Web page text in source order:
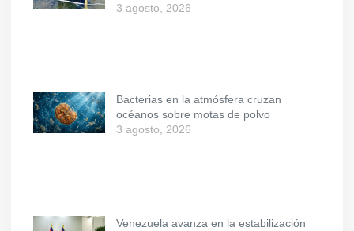
3 agosto, 2026
Bacterias en la atmósfera cruzan
océanos sobre motas de polvo
3 agosto, 2026
Venezuela avanza en la estabilización